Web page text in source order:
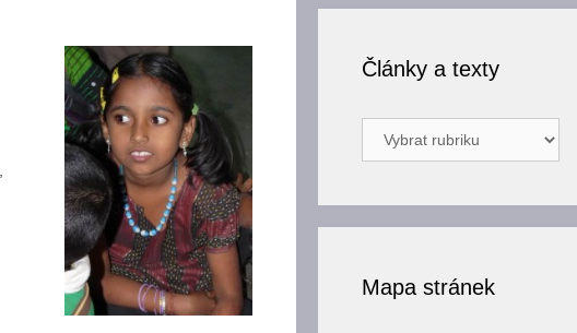
Články a texty
Články
a
Mapa stránek